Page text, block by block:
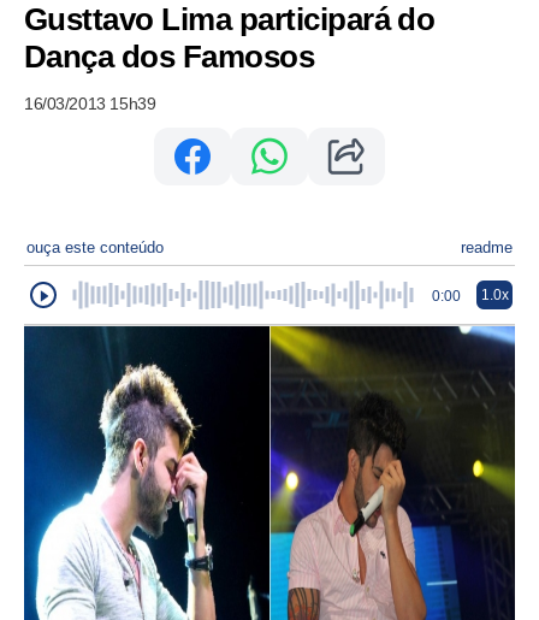
Gusttavo Lima participará do
Dança dos Famosos
16/03/2013 15h39
ouça este conteúdo readme
0:00 1.0x